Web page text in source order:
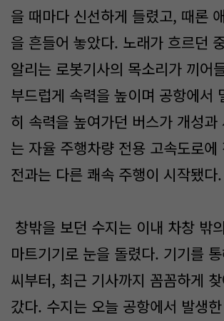
을 때마다 신선하게 들렸고, 때론
을 흔들어 놓았다. 노래가 흐르던
알리는 로봇기사의 목소리가 끼어
부드럽게 속력을 높이며 공항에서
히 속력을 높여가던 버스가 개성과
는 자율 주행차량 전용 고속도로에
전과는 다른 쾌속 주행이 시작됐다.
창밖을 보던 수지는 이내 차창 밖
마트기기로 눈을 돌렸다. 기기를
씨부터, 최근 기사까지 꼼꼼하게
갔다. 수지는 오늘 공항에서 발생